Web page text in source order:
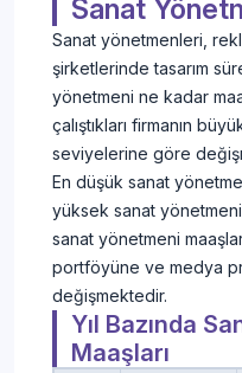
Sanat
Sanat yönetmenleri,
şirketlerinde tasarım
yönetmeni ne kadar
çalıştıkları firmanın
seviyelerine göre
En düşük sanat
yüksek sanat yönetmeni
sanat yönetmeni
portföyüne ve medya
değişmektedir.
Yıl Bazında
Maaşları